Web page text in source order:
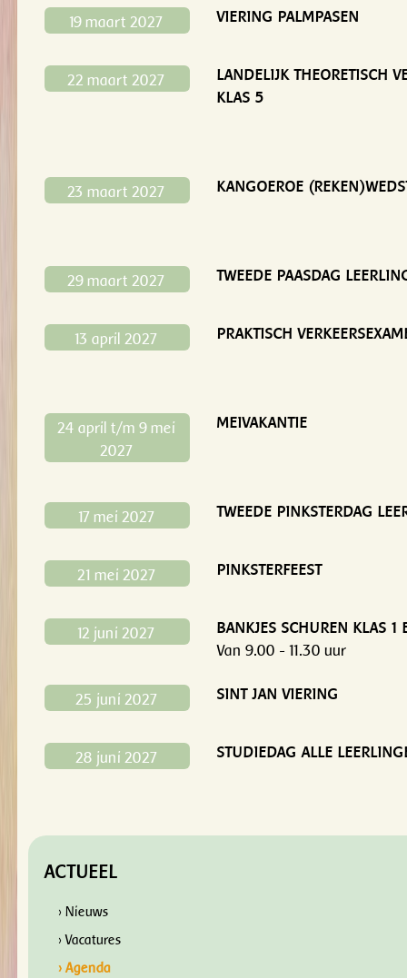
19 maart 2027 VIERING PALMPASEN
22 maart 2027
LANDELIJK THEORETISCH
KLAS 5
23 maart 2027 KANGOEROE
29 maart 2027 TWEEDE PAASDAG
13 april 2027 PRAKTISCH
24 april t/m 9 mei
2027
MEIVAKANTIE
17 mei 2027 TWEEDE PINKSTERDAG
21 mei 2027 PINKSTERFEEST
12 juni 2027
BANKJES SCHUREN KLAS 1
Van 9.00 - 11.30 uur
25 juni 2027 SINT JAN VIERING
28 juni 2027 STUDIEDAG ALLE
ACTUEEL
› Nieuws
› Vacatures
› Agenda